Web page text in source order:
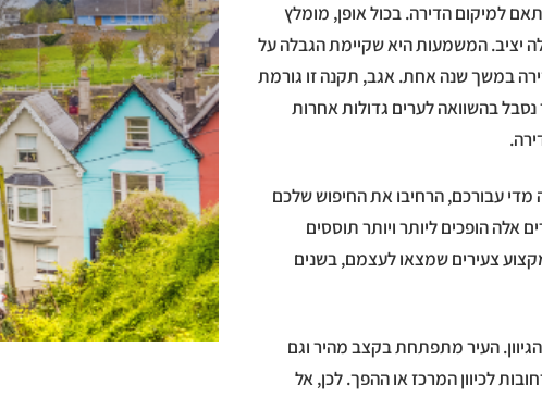
למיקום הדירה. בכול אופן, מומלץ
יציב. המשמעות היא שקיימת הגבלה על
במשך שנה אחת. אגב, תקנה זו גורמת
נסבל בהשוואה לערים גדולות אחרות
מדי עבורכם, הרחיבו את החיפוש שלכם
אלה הופכים ליותר ויותר תוססים
צעירים שמצאו לעצמם, בשנים
העיר מתפתחת בקצב מהיר וגם
לכיוון המרכז או ההפך. לכן, אל